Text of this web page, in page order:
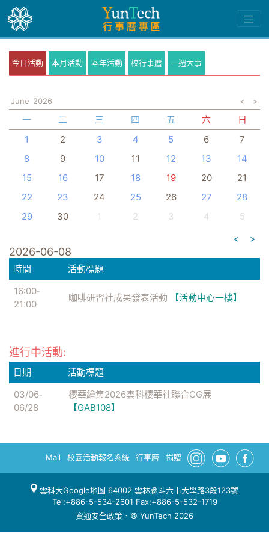
今日活動 本月活動 本年活動 校行事曆 一週大事
June 2026 < >
一 二 三 四 五 六
日
1
2 3 4 5 6
7
8
9 10 11 12 13
14
15
16 17 18 19 20
21
22
23 24 25 26 27
28
29
30 1 2 3 4
5
<
>
2026-06-08
時間
活動標題
16:00-
21:00
咖啡研習社成果發表活動 【活動中心一樓】
進行中活動:
日期
活動標題
03/06-
06/28
櫻華繪集2026雲科櫻華社聯合CG展
【GAB108】
Mail 校園活動報名系統 行事曆 捐贈
雲科大Google地圖 64002 雲林縣斗六市大學路3段123號
Tel:+886-5-534-2601 Fax:+886-5-532-1719
資通安全政策 ．© YunTech 2026